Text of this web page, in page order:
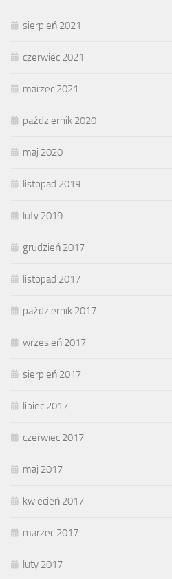
sierpień 2021
czerwiec 2021
marzec 2021
październik 2020
maj 2020
listopad 2019
luty 2019
grudzień 2017
listopad 2017
październik 2017
wrzesień 2017
sierpień 2017
lipiec 2017
czerwiec 2017
maj 2017
kwiecień 2017
marzec 2017
luty 2017